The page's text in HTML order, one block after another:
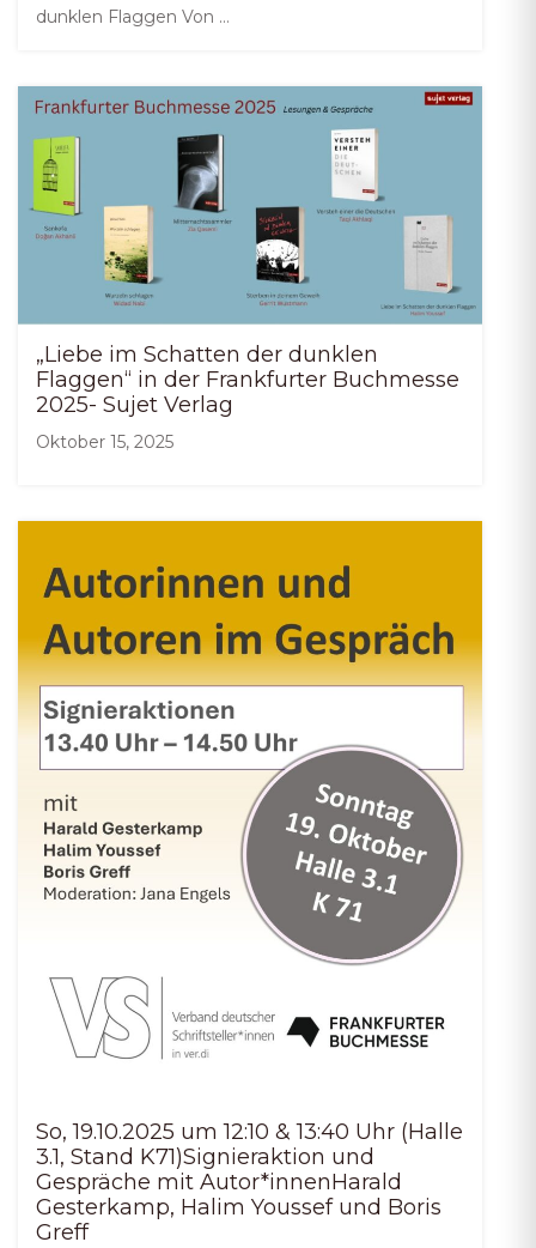
dunklen Flaggen Von …
„Liebe im Schatten der dunklen
Flaggen“ in der Frankfurter Buchmesse
2025- Sujet Verlag
Oktober 15, 2025
So, 19.10.2025 um 12:10 & 13:40 Uhr (Halle
3.1, Stand K71)Signieraktion und
Gespräche mit Autor*innenHarald
Gesterkamp, Halim Youssef und Boris
Greff